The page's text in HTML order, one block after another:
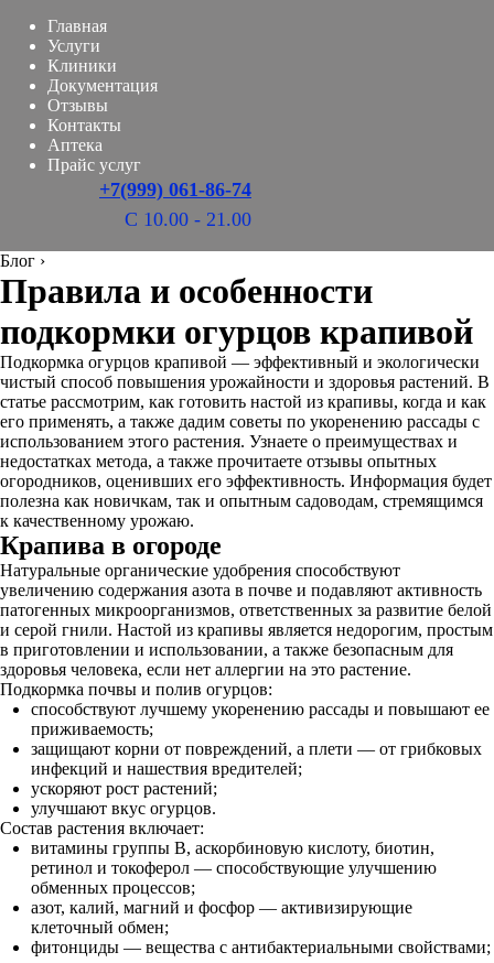
Главная
Услуги
Клиники
Документация
Отзывы
Контакты
Аптека
Прайс услуг
+7(999) 061-86-74
С 10.00 - 21.00
Блог ›
Правила и особенности
подкормки огурцов крапивой
Подкормка огурцов крапивой — эффективный и экологически
чистый способ повышения урожайности и здоровья растений. В
статье рассмотрим, как готовить настой из крапивы, когда и как
его применять, а также дадим советы по укоренению рассады с
использованием этого растения. Узнаете о преимуществах и
недостатках метода, а также прочитаете отзывы опытных
огородников, оценивших его эффективность. Информация будет
полезна как новичкам, так и опытным садоводам, стремящимся
к качественному урожаю.
Крапива в огороде
Натуральные органические удобрения способствуют
увеличению содержания азота в почве и подавляют активность
патогенных микроорганизмов, ответственных за развитие белой
и серой гнили. Настой из крапивы является недорогим, простым
в приготовлении и использовании, а также безопасным для
здоровья человека, если нет аллергии на это растение.
Подкормка почвы и полив огурцов:
способствуют лучшему укоренению рассады и повышают ее
приживаемость;
защищают корни от повреждений, а плети — от грибковых
инфекций и нашествия вредителей;
ускоряют рост растений;
улучшают вкус огурцов.
Состав растения включает:
витамины группы В, аскорбиновую кислоту, биотин,
ретинол и токоферол — способствующие улучшению
обменных процессов;
азот, калий, магний и фосфор — активизирующие
клеточный обмен;
фитонциды — вещества с антибактериальными свойствами;